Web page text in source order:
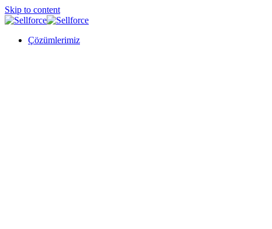
Skip to content
Çözümlerimiz